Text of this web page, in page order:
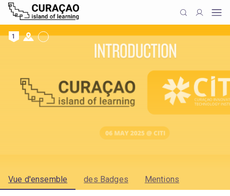
1
Vue d'ensemble des Badges Mentions